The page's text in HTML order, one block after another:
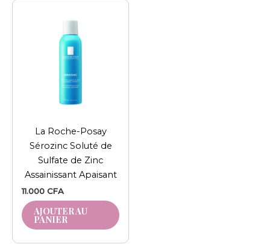
La Roche-Posay
Sérozinc Soluté de
Sulfate de Zinc
Assainissant Apaisant
11.000 CFA
AJOUTER AU
PANIER